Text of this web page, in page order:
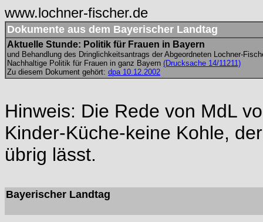
www.lochner-fischer.de
Dokumente aus dem Bayerischer Landtag
Aktuelle Stunde: Politik für Frauen in Bayern
und Behandlung des Dringlichkeitsantrags der Abgeordneten Lochner-
Nachhaltige Politik für Frauen in ganz Bayern (Drucksache 14/11211)
Zu diesem Dokument gehört: dpa 10.12.2002
Hinweis: Die Rede von MdL
Kinder-Küche-keine Kohle,
übrig lässt.
Bayerischer Landtag